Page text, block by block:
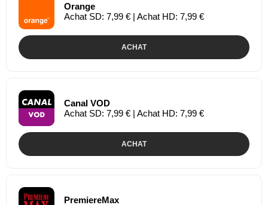
Orange
Achat SD: 7,99 € | Achat HD: 7,99 €
ACHAT
Canal VOD
Achat SD: 7,99 € | Achat HD: 7,99 €
ACHAT
PremiereMax